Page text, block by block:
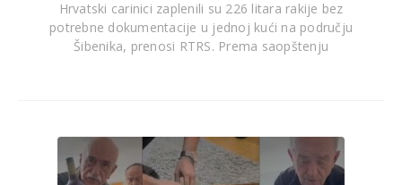
Hrvatski carinici zaplenili su 226 litara rakije bez
potrebne dokumentacije u jednoj kući na području
Šibenika, prenosi RTRS. Prema saopštenju